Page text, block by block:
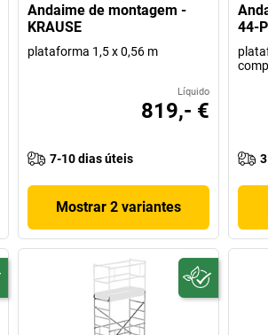
Andaime de montagem -
KRAUSE
plataforma 1,5 x 0,56 m
Líquido
819,- €
7-10 dias úteis
Mostrar 2 variantes
44-